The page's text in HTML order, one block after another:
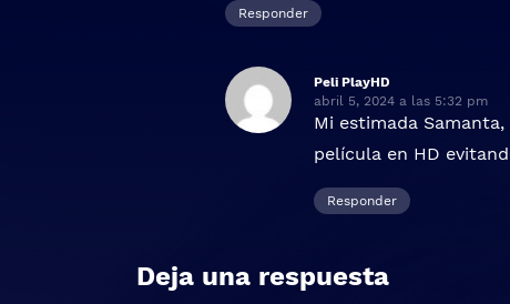
Responder
Peli PlayHD
abril 5, 2024 a las 5:32 pm
Mi estimada
película en HD
Responder
Deja una respuesta